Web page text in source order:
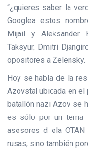
“¿quieres saber la
Googlea estos
Mijail y Aleksander
Taksyur, Dmitri
opositores a Zelensky.
Hoy se habla de la
Azovstal ubicada en el
batallón nazi Azov se
es sólo por un tema
asesores d ela
rusas, sino también